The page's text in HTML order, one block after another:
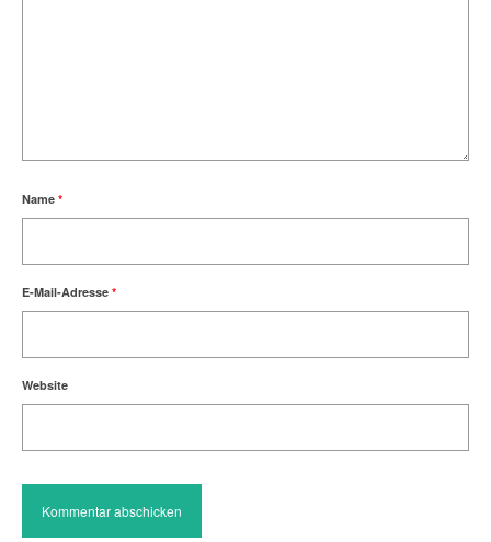
Name *
E-Mail-Adresse *
Website